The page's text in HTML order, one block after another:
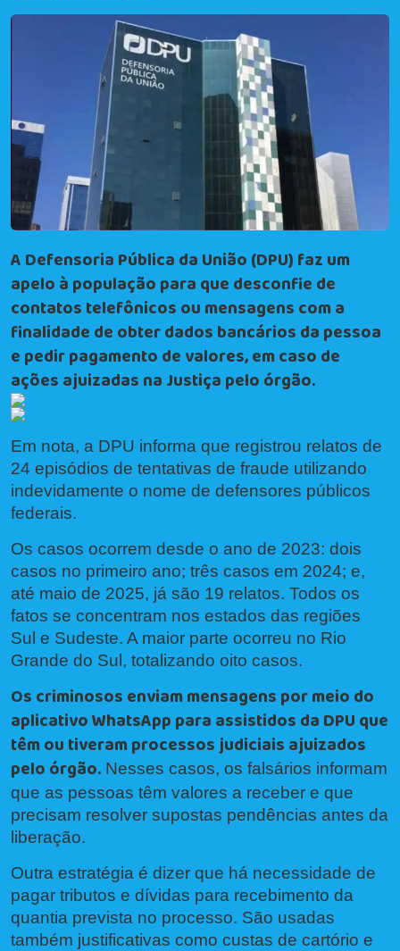
A Defensoria Pública da União (DPU) faz um
apelo à população para que desconfie de
contatos telefônicos ou mensagens com a
finalidade de obter dados bancários da pessoa
e pedir pagamento de valores, em caso de
ações ajuizadas na Justiça pelo órgão.
Em nota, a DPU informa que registrou relatos de
24 episódios de tentativas de fraude utilizando
indevidamente o nome de defensores públicos
federais.
Os casos ocorrem desde o ano de 2023: dois
casos no primeiro ano; três casos em 2024; e,
até maio de 2025, já são 19 relatos. Todos os
fatos se concentram nos estados das regiões
Sul e Sudeste. A maior parte ocorreu no Rio
Grande do Sul, totalizando oito casos.
Os criminosos enviam mensagens por meio do
aplicativo WhatsApp para assistidos da DPU que
têm ou tiveram processos judiciais ajuizados
pelo órgão. Nesses casos, os falsários informam
que as pessoas têm valores a receber e que
precisam resolver supostas pendências antes da
liberação.
Outra estratégia é dizer que há necessidade de
pagar tributos e dívidas para recebimento da
quantia prevista no processo. São usadas
também justificativas como custas de cartório e